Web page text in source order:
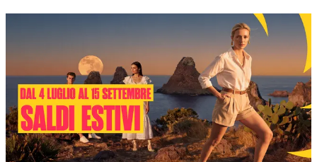
Un’estate piena di occasioni!
Dal 4 luglio al 15 settembre, aSicilia Outlet Village
arrivano iSaldi: nei negozi delle migliori firme italiane e
internazionali, troverai incredibili sconti sui prezzi outlet.
Approfitta di questa incredibile opportunità e lasciati
ispirare.